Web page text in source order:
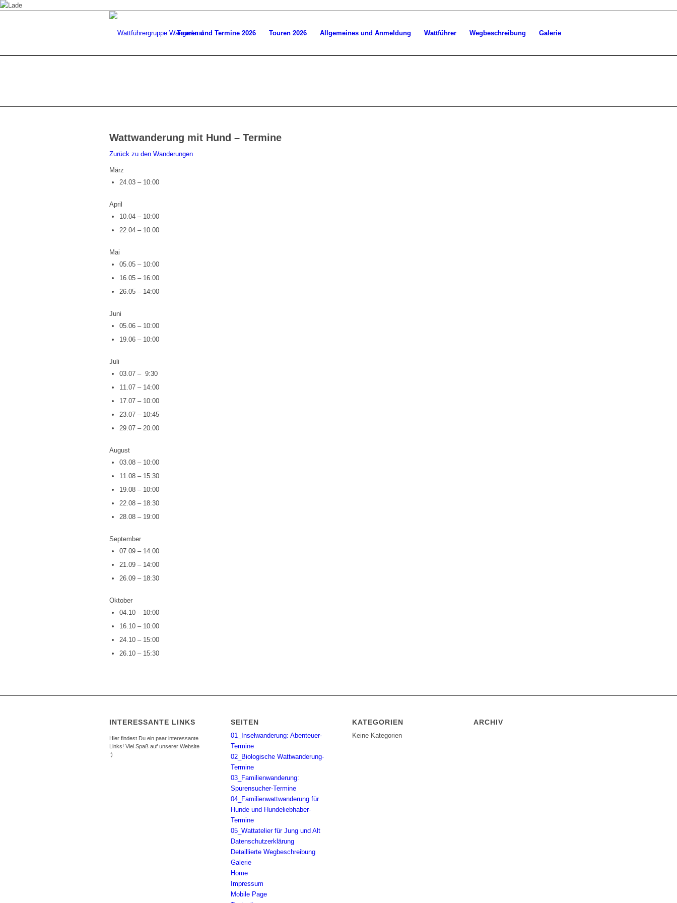
Touren und Termine 2026 Touren 2026 Allgemeines und Anmeldung Wattführer Wegbeschreibung Galerie
Wattwanderung mit Hund – Termine
Zurück zu den Wanderungen
März
24.03 – 10:00
April
10.04 – 10:00
22.04 – 10:00
Mai
05.05 – 10:00
16.05 – 16:00
26.05 – 14:00
Juni
05.06 – 10:00
19.06 – 10:00
Juli
03.07 – 9:30
11.07 – 14:00
17.07 – 10:00
23.07 – 10:45
29.07 – 20:00
August
03.08 – 10:00
11.08 – 15:30
19.08 – 10:00
22.08 – 18:30
28.08 – 19:00
September
07.09 – 14:00
21.09 – 14:00
26.09 – 18:30
Oktober
04.10 – 10:00
16.10 – 10:00
24.10 – 15:00
26.10 – 15:30
INTERESSANTE LINKS
Hier findest Du ein paar interessante
Links! Viel Spaß auf unserer Website
:)
SEITEN
01_Inselwanderung: Abenteuer-
Termine
02_Biologische Wattwanderung-
Termine
03_Familienwanderung:
Spurensucher-Termine
04_Familienwattwanderung für
Hunde und Hundeliebhaber-
Termine
05_Wattatelier für Jung und Alt
Datenschutzerklärung
Detaillierte Wegbeschreibung
Galerie
Home
Impressum
Mobile Page
KATEGORIEN
Keine Kategorien
ARCHIV